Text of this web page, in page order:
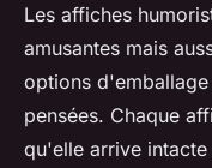
Les affiches
amusantes mais
options
pensées. Chaque
qu'elle arrive